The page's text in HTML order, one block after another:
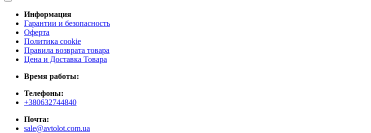
Информация
Гарантии и безопасность
Оферта
Политика cookie
Правила возврата товара
Цена и Доставка Товара
Время работы:
Телефоны:
+380632744840
Почта:
sale@avtolot.com.ua